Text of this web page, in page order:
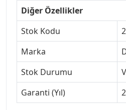
Diğer Özellikler
Stok Kodu
Marka
Stok Durumu
Garanti (Yıl)
2